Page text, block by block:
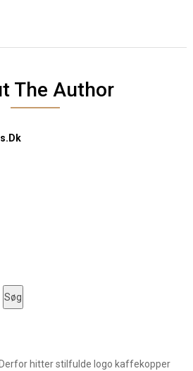
The Author
Søg
hitter stilfulde logo kaffekopper